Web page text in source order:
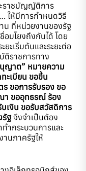
ะราชบัญญัติการ
ให้มีการกำหนดวิธี
น ที่หน่วยงานของรัฐ
อมโยงถึงกันได้ โดย
ะเริ่มต้นและระยะต่อ
ราชการทาง
ญาต” หมายความ
ะเบียน ขอขึ้น
ขอการรับรอง ขอ
า ขออุทธรณ์ ร้อง
เงิน ขอรับสวัสดิการ
รัฐจึงจำเป็นต้อง
ำกระบวนการและ
านภาครัฐให้